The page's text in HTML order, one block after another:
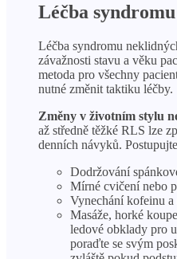
Léčba
Léčba syndromu
závažnosti stavu a věku
metoda pro všechny
nutné změnit taktiku léčby.
Změny v životním stylu
až středně těžké RLS lze
denních návyků.
Dodržování
Mírné cvičení nebo
Vynechání kofeinu
Masáže, horké
ledové obklady pro
poraďte se svým